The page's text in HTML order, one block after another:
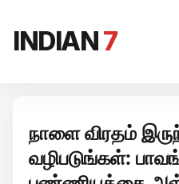
INDIAN7
நாளை விரதம்
வழிபடுங்கள்: